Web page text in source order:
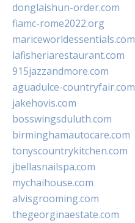
donglaishun-order.com
fiamc-rome2022.org
mariceworldessentials.com
lafisheriarestaurant.com
915jazzandmore.com
aguadulce-countryfair.com
jakehovis.com
bosswingsduluth.com
birminghamautocare.com
tonyscountrykitchen.com
jbellasnailspa.com
mychaihouse.com
alvisgrooming.com
thegeorginaestate.com